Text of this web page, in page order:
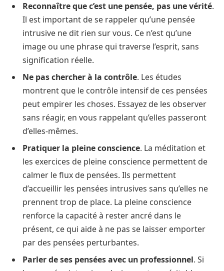
Reconnaître que c’est une pensée, pas une vérité.
Il est important de se rappeler qu’une pensée
intrusive ne dit rien sur vous. Ce n’est qu’une
image ou une phrase qui traverse l’esprit, sans
signification réelle.
Ne pas chercher à la contrôle. Les études
montrent que le contrôle intensif de ces pensées
peut empirer les choses. Essayez de les observer
sans réagir, en vous rappelant qu’elles passeront
d’elles-mêmes.
Pratiquer la pleine conscience. La méditation et
les exercices de pleine conscience permettent de
calmer le flux de pensées. Ils permettent
d’accueillir les pensées intrusives sans qu’elles ne
prennent trop de place. La pleine conscience
renforce la capacité à rester ancré dans le
présent, ce qui aide à ne pas se laisser emporter
par des pensées perturbantes.
Parler de ses pensées avec un professionnel. Si